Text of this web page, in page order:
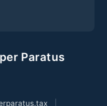
Paratus